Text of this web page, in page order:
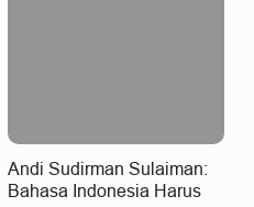
Andi Sudirman Sulaiman:
Bahasa Indonesia Harus